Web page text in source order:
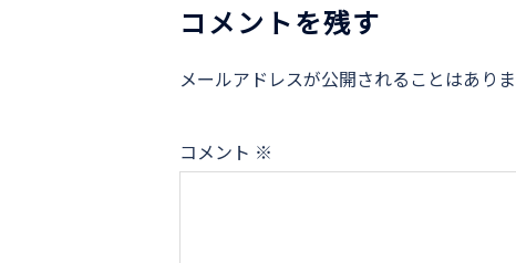
コメントを残す
メールアドレスが公開されることはありま
コメント ※